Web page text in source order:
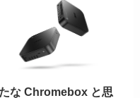
な Chromebox と思